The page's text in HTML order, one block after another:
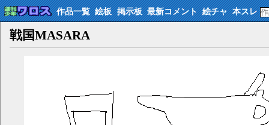
作品一覧 絵板 掲示板 最新コメント 絵チャ 本スレ
戦国MASARA